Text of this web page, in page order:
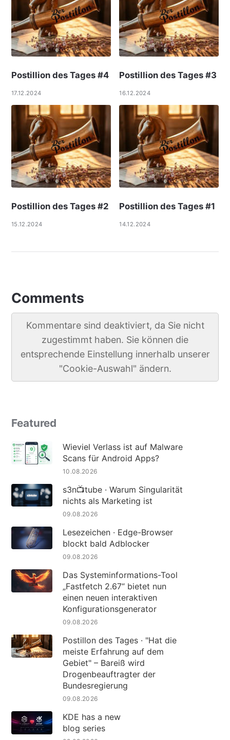
Postillion des Tages #4
17.12.2024
Postillion des Tages #3
16.12.2024
Postillion des Tages #2
15.12.2024
Postillion des Tages #1
14.12.2024
Comments
Kommentare sind deaktiviert, da Sie nicht
zugestimmt haben. Sie können die
entsprechende Einstellung innerhalb unserer
"Cookie-Auswahl" ändern.
Featured
Wieviel Verlass ist auf Malware
Scans für Android Apps?
10.08.2026
s3n📺tube · Warum Singularität
nichts als Marketing ist
09.08.2026
Lesezeichen · Edge-Browser
blockt bald Adblocker
09.08.2026
Das Systeminformations-Tool
„Fastfetch 2.67“ bietet nun
einen neuen interaktiven
Konfigurationsgenerator
09.08.2026
Postillon des Tages · "Hat die
meiste Erfahrung auf dem
Gebiet" – Bareiß wird
Drogenbeauftragter der
Bundesregierung
09.08.2026
KDE has a new
blog series